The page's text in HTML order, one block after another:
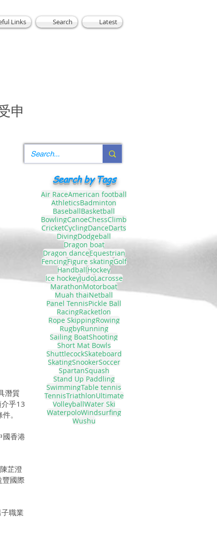
Links Search Latest
Search by Tags
申
潛質
乎13
。
國香港
芷澄
豐國際
職業
Air RaceAmerican football
AthleticsBadminton
BaseballBasketball
BowlingCanoeChessClimb
CricketCyclingDanceDarts
DivingDodgeball
Dragon boat
Dragon danceEquestrian
FencingFigure skatingGolf
HandballHockey
Ice hockeyJudoLacrosse
MarathonMotorboat
Muah thaiNetball
Panel TennisPickle Ball
RacingRacketlon
Rope SkippingRowing
RugbyRunning
Sailing BoatShooting
Short Mat Bowls
ShuttlecockSkateboard
SkatingSnookerSoccer
SpartanSquash
Stand Up Paddling
SwimmingTable tennis
TennisTriathlonUltimate
VolleyballWater Ski
WaterpoloWindsurfing
Wushu